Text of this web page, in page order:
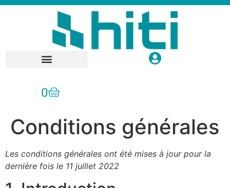
0
Conditions générales
Les conditions générales ont été mises à jour pour la
dernière fois le 11 juillet 2022